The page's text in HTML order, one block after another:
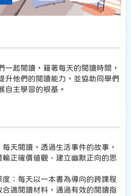
一起閱讀，籍著每天的閱讀時間，
升他們的閱讀能力，並協助同學們
自主學習的根基。
天閱讀，透過生活事件的故事，
正確價值觀、建立幽默正向的思
：每天以一本書為導向的跨課程
合適閱讀材料，通過有效的閱讀指